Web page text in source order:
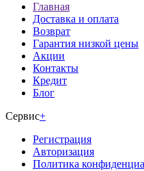
Главная
Доставка и оплата
Возврат
Гарантия низкой цены
Акции
Контакты
Кредит
Блог
Сервис+
Регистрация
Авторизация
Политика